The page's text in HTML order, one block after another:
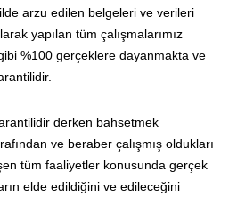
arzu edilen belgeleri ve verileri
yapılan tüm çalışmalarımız
%100 gerçeklere dayanmakta ve
derken bahsetmek
ve beraber çalışmış oldukları
tüm faaliyetler konusunda gerçek
elde edildiğini ve edileceğini